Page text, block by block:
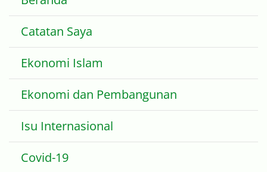
Catatan Saya
Ekonomi Islam
Ekonomi dan Pembangunan
Isu Internasional
Covid-19